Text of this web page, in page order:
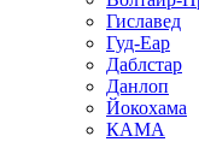
Гиславед
Гуд-Еар
Даблстар
Данлоп
Йокохама
КАМА